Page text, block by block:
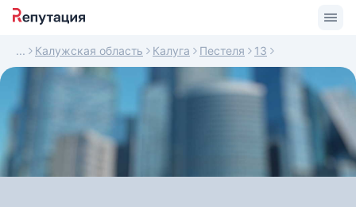
Калужская область Калуга Пестеля 13